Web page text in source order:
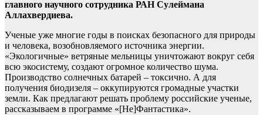
главного научного сотрудника РАН Сулеймана
Аллахвердиева.
Ученые уже многие годы в поисках безопасного для природы
и человека, возобновляемого источника энергии.
«Экологичные» ветряные мельницы уничтожают вокруг себя
всю экосистему, создают огромное количество шума.
Производство солнечных батарей – токсично. А для
получения биодизеля – оккупируются громадные участки
земли. Как предлагают решать проблему российские ученые,
рассказываем в программе «[Не]Фантастика».